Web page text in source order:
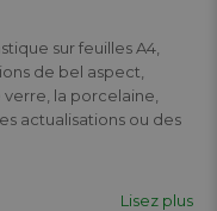
sur feuilles A4,
de bel aspect,
la porcelaine,
actualisations ou des
Lisez plus